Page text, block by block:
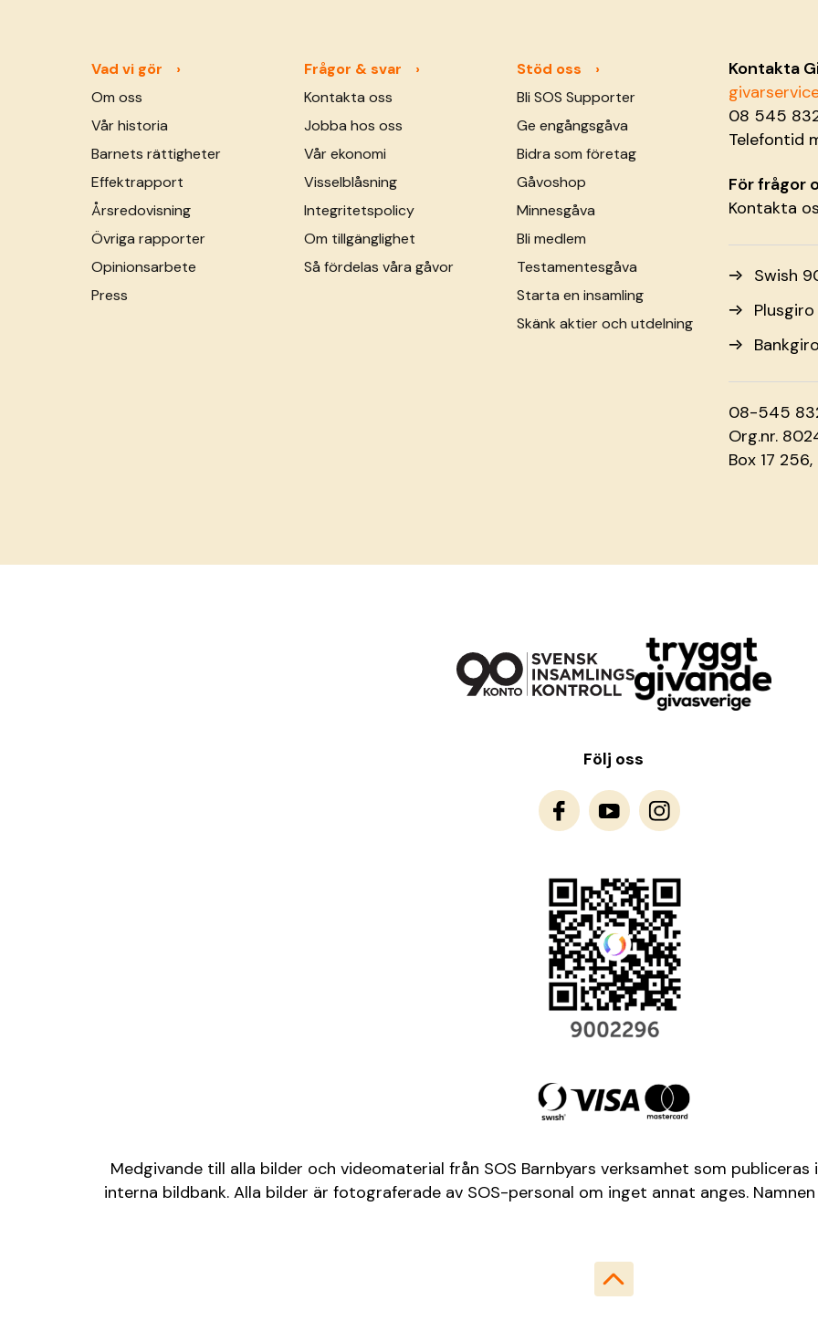
Vad vi gör
Om oss
Vår historia
Barnets rättigheter
Effektrapport
Årsredovisning
Övriga rapporter
Opinionsarbete
Press
Frågor & svar
Kontakta oss
Jobba hos oss
Vår ekonomi
Visselblåsning
Integritetspolicy
Om tillgänglighet
Så fördelas våra gåvor
Stöd oss
Bli SOS Supporter
Ge engångsgåva
Bidra som företag
Gåvoshop
Minnesgåva
Bli medlem
Testamentesgåva
Starta en insamling
Skänk aktier och utdelning
Kontakta
08 545
Telefontid
För frågor
Kontakta
Swish
08-545
Org.nr.
Box 17
Följ oss
Medgivande till alla bilder och videomaterial från SOS Barnbyars verksamhet som
interna bildbank. Alla bilder är fotograferade av SOS-personal om inget annat anges.